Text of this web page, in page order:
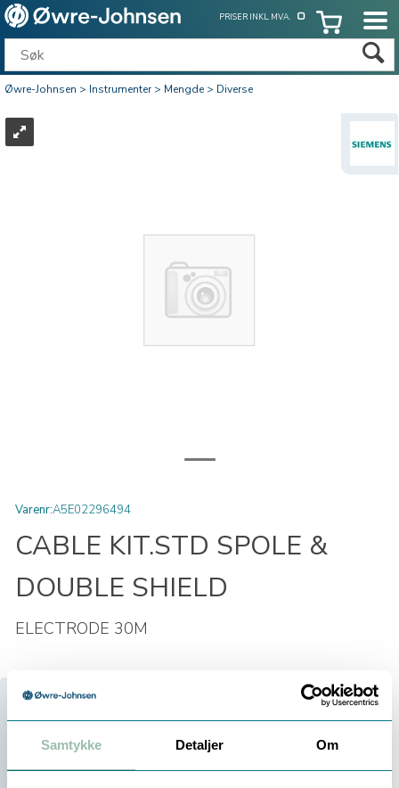
Samtykke Detaljer Om
PRISER INKL. MVA.
Øwre-Johnsen>Instrumenter>Mengde>Diverse
Varenr:A5E02296494
CABLE KIT.STD SPOLE &
DOUBLE SHIELD
ELECTRODE 30M
6 460,00